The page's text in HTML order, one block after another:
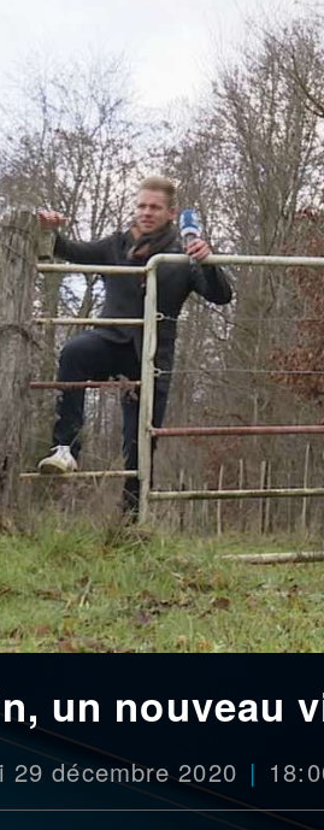
un nouveau
29 décembre 2020